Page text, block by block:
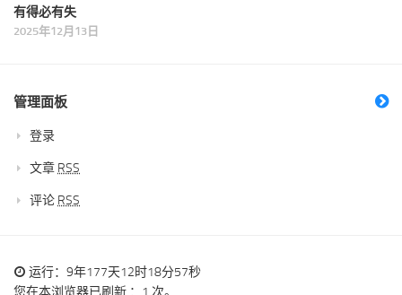
有得必有失
2025年12月13日
管理面板
登录
文章 RSS
评论 RSS
运行：9年177天12时18分58秒
您在本浏览器已刷新 ：1 次。